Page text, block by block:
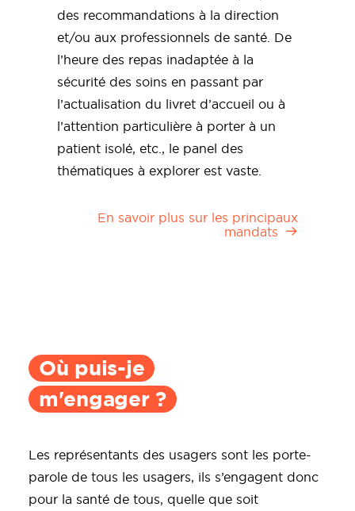
des recommandations à la direction
et/ou aux professionnels de santé. De
l’heure des repas inadaptée à la
sécurité des soins en passant par
l’actualisation du livret d’accueil ou à
l’attention particulière à porter à un
patient isolé, etc., le panel des
thématiques à explorer est vaste.
En savoir plus sur les principaux
mandats
Où puis-je
m'engager ?
Les représentants des usagers sont les porte-
parole de tous les usagers, ils s’engagent donc
pour la santé de tous, quelle que soit